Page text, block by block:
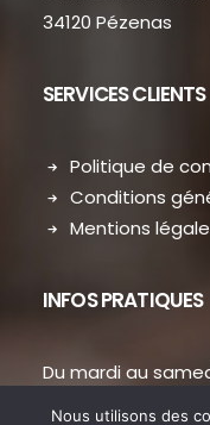
34120 Pézenas
SERVICES CLIENTS
Politique de
Conditions
Mentions
INFOS PRATIQUES
Du mardi au
Nous utilisons des